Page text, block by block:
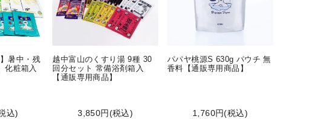
暑中・残
化粧箱入
込)
越中富山のくすり湯 9種 30
回分セット 常備浴剤箱入
【通販専用商品】
3,850円(税込)
パパヤ桃源S 630g パウチ 無
香料【通販専用商品】
1,760円(税込)